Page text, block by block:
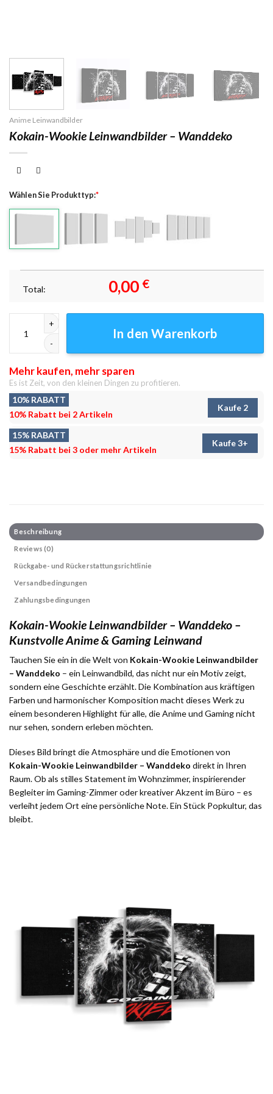
Anime Leinwandbilder
Kokain-Wookie Leinwandbilder – Wanddeko
Wählen Sie Produkttyp:*
Total: 0,00 €
In den Warenkorb
Mehr kaufen, mehr sparen
Es ist Zeit, von den kleinen Dingen zu profitieren.
10% RABATT
10% Rabatt bei 2 Artikeln
Kaufe 2
15% RABATT
15% Rabatt bei 3 oder mehr Artikeln
Kaufe 3+
Beschreibung
Reviews (0)
Rückgabe- und Rückerstattungsrichtlinie
Versandbedingungen
Zahlungsbedingungen
Kokain-Wookie Leinwandbilder – Wanddeko –
Kunstvolle Anime & Gaming Leinwand
Tauchen Sie ein in die Welt von Kokain-Wookie Leinwandbilder
– Wanddeko – ein Leinwandbild, das nicht nur ein Motiv zeigt,
sondern eine Geschichte erzählt. Die Kombination aus kräftigen
Farben und harmonischer Komposition macht dieses Werk zu
einem besonderen Highlight für alle, die Anime und Gaming nicht
nur sehen, sondern erleben möchten.
Dieses Bild bringt die Atmosphäre und die Emotionen von
Kokain-Wookie Leinwandbilder – Wanddeko direkt in Ihren
Raum. Ob als stilles Statement im Wohnzimmer, inspirierender
Begleiter im Gaming-Zimmer oder kreativer Akzent im Büro – es
verleiht jedem Ort eine persönliche Note. Ein Stück Popkultur, das
bleibt.